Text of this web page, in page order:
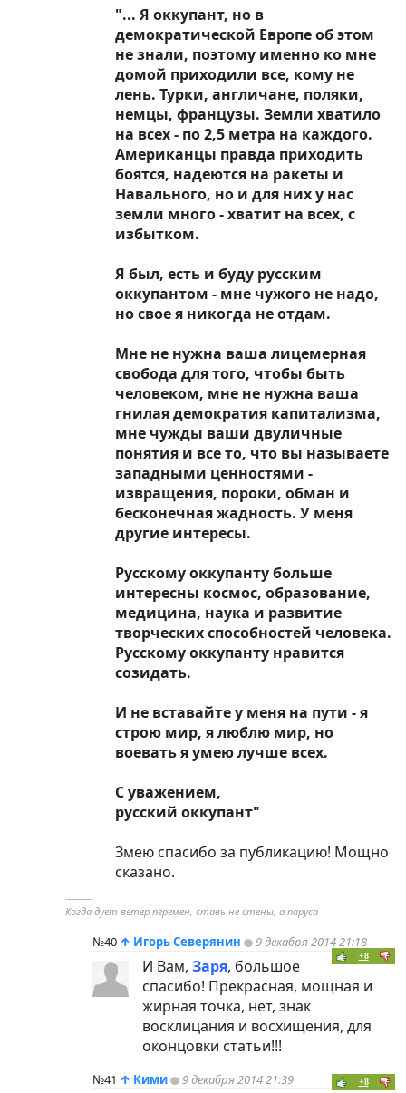
"... Я оккупант, но в
демократической Европе об этом
не знали, поэтому именно ко мне
домой приходили все, кому не
лень. Турки, англичане, поляки,
немцы, французы. Земли хватило
на всех - по 2,5 метра на каждого.
Американцы правда приходить
боятся, надеются на ракеты и
Навального, но и для них у нас
земли много - хватит на всех, с
избытком.
Я был, есть и буду русским
оккупантом - мне чужого не надо,
но свое я никогда не отдам.
Мне не нужна ваша лицемерная
свобода для того, чтобы быть
человеком, мне не нужна ваша
гнилая демократия капитализма,
мне чужды ваши двуличные
понятия и все то, что вы называете
западными ценностями -
извращения, пороки, обман и
бесконечная жадность. У меня
другие интересы.
Русскому оккупанту больше
интересны космос, образование,
медицина, наука и развитие
творческих способностей человека.
Русскому оккупанту нравится
созидать.
И не вставайте у меня на пути - я
строю мир, я люблю мир, но
воевать я умею лучше всех.
С уважением,
русский оккупант"
Змею спасибо за публикацию! Мощно
сказано.
----------
Когда дует ветер перемен, ставь не стены, а паруса
№40 ↑ Игорь Северянин 9 декабря 2014 21:18
+8
И Вам, Заря, большое
спасибо! Прекрасная, мощная и
жирная точка, нет, знак
восклицания и восхищения, для
оконцовки статьи!!!
№41 ↑ Кими 9 декабря 2014 21:39 +8